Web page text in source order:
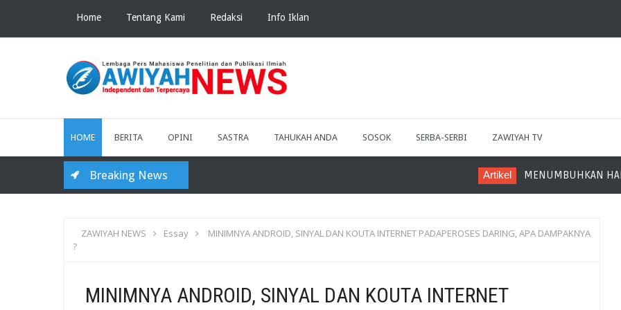
Home Tentang Kami Redaksi Info Iklan
HOME BERITA OPINI SASTRA TAHUKAH ANDA SOSOK SERBA-SERBI ZAWIYAH TV
Breaking News MENUMBUHKAN HARAPAN MELALUI
ZAWIYAH NEWS Essay
MINIMNYA ANDROID, SINYAL DAN KOUTA INTERNET PADAPEROSES DARING, APA DAMPAKNYA
?
MINIMNYA ANDROID, SINYAL DAN KOUTA INTERNET